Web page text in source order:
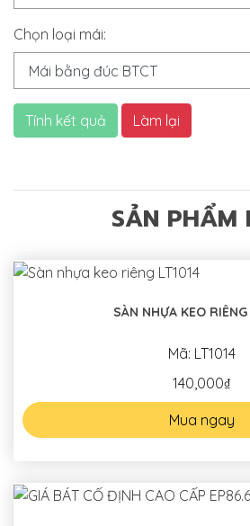
Chọn loại mái:
Tính kết quả Làm lại
SẢN PHẨM
Mã: LT1014
140,000₫
Mua ngay